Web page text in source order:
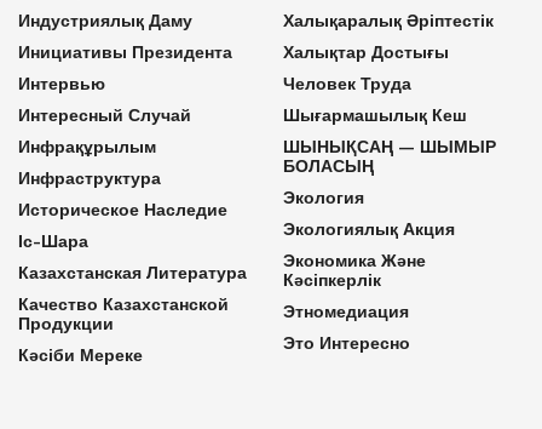
Индустриялық Даму
Инициативы Президента
Интервью
Интересный Случай
Инфрақұрылым
Инфраструктура
Историческое Наследие
Іс-Шара
Казахстанская Литература
Качество Казахстанской
Продукции
Кәсіби Мереке
Халықаралық Әріптестік
Халықтар Достығы
Человек Труда
Шығармашылық Кеш
ШЫНЫҚСАҢ — ШЫМЫР
БОЛАСЫҢ
Экология
Экологиялық Акция
Экономика Және
Кәсіпкерлік
Этномедиация
Это Интересно